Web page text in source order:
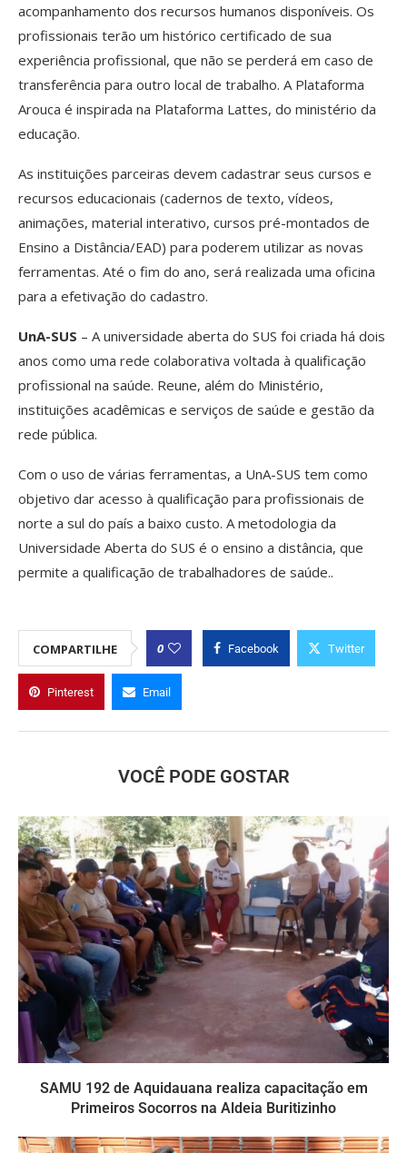
acompanhamento dos recursos humanos disponíveis. Os
profissionais terão um histórico certificado de sua
experiência profissional, que não se perderá em caso de
transferência para outro local de trabalho. A Plataforma
Arouca é inspirada na Plataforma Lattes, do ministério da
educação.
As instituições parceiras devem cadastrar seus cursos e
recursos educacionais (cadernos de texto, vídeos,
animações, material interativo, cursos pré-montados de
Ensino a Distância/EAD) para poderem utilizar as novas
ferramentas. Até o fim do ano, será realizada uma oficina
para a efetivação do cadastro.
UnA-SUS – A universidade aberta do SUS foi criada há dois
anos como uma rede colaborativa voltada à qualificação
profissional na saúde. Reune, além do Ministério,
instituições acadêmicas e serviços de saúde e gestão da
rede pública.
Com o uso de várias ferramentas, a UnA-SUS tem como
objetivo dar acesso à qualificação para profissionais de
norte a sul do país a baixo custo. A metodologia da
Universidade Aberta do SUS é o ensino a distância, que
permite a qualificação de trabalhadores de saúde..
COMPARTILHE 0 Facebook Twitter
Pinterest Email
VOCÊ PODE GOSTAR
SAMU 192 de Aquidauana realiza capacitação em
Primeiros Socorros na Aldeia Buritizinho